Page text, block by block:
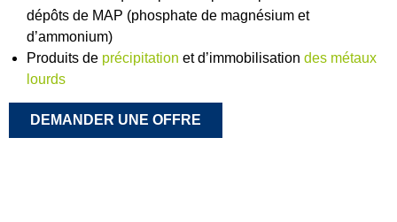
dépôts de MAP (phosphate de magnésium et
d’ammonium)
Produits de précipitation et d’immobilisation des métaux
lourds
DEMANDER UNE OFFRE